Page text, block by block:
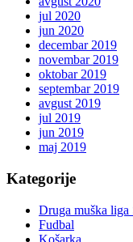
jul 2020
jun 2020
decembar 2019
novembar 2019
oktobar 2019
septembar 2019
avgust 2019
jul 2019
jun 2019
maj 2019
Kategorije
Druga muška liga
Fudbal
Košarka